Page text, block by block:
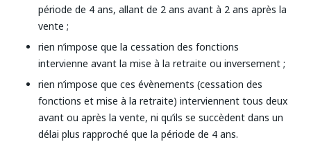
période de 4 ans, allant de 2 ans avant à 2 ans après la
vente ;
rien n’impose que la cessation des fonctions
intervienne avant la mise à la retraite ou inversement ;
rien n’impose que ces évènements (cessation des
fonctions et mise à la retraite) interviennent tous deux
avant ou après la vente, ni qu’ils se succèdent dans un
délai plus rapproché que la période de 4 ans.